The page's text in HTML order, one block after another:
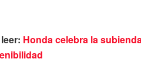
Honda celebra la